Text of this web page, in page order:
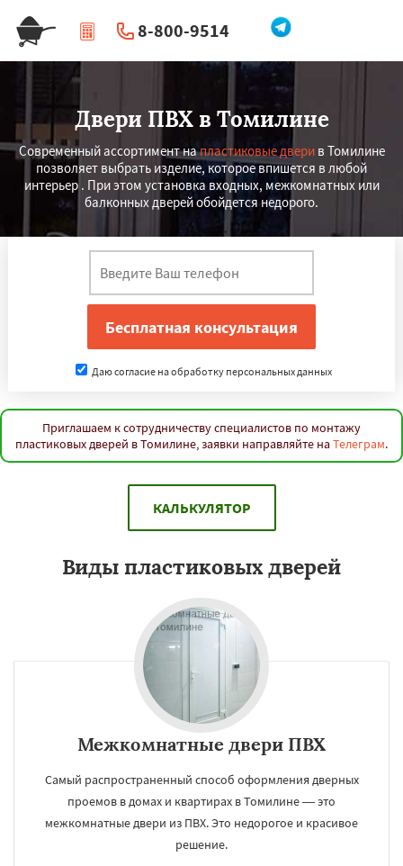
8-800-9514
| Перезвоните мне
Двери ПВХ в Томилине
Современный ассортимент напластиковые дверив Томилине
позволяет выбрать изделие, которое впишется в любой
интерьер . При этом установка входных, межкомнатных или
балконных дверей обойдется недорого.
Даю согласие на обработку персональных данных
Приглашаем к сотрудничеству специалистов по монтажу
пластиковых дверей в Томилине, заявки направляйте на Телеграм.
КАЛЬКУЛЯТОР
Виды пластиковых дверей
Межкомнатные двери ПВХ
Самый распространенный способ оформления дверных
проемов в домах и квартирах в Томилине — это
межкомнатные двери из ПВХ. Это недорогое и красивое
решение.